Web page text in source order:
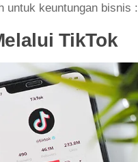
untuk keuntungan bisnis :
TikTok